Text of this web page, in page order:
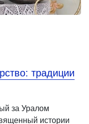
традиции
за Уралом
истории